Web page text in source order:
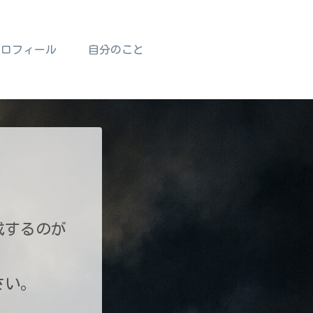
フィール 自分のこと
するのが
。